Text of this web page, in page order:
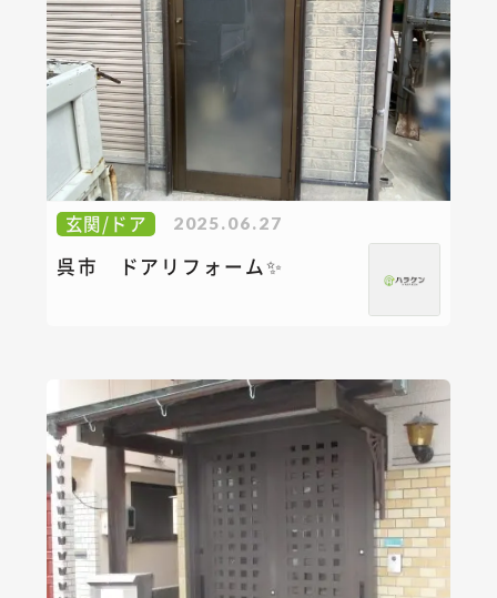
玄関/ドア 2025.06.27
呉市 ドアリフォーム✨